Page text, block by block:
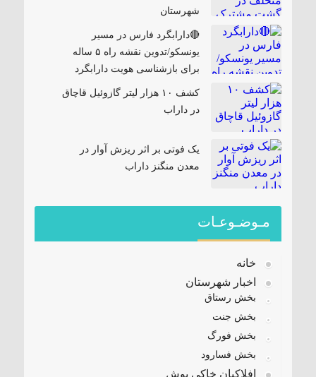
شهرستان
🔴دارابگرد فارس در مسیر
یونسکو/تدوین نقشه راه ۵ ساله
برای بازشناسی هویت دارابگرد
کشف ۱۰ هزار لیتر گازوئیل قاچاق
در داراب
یک فوتی بر اثر ریزش آوار در
معدن منگنز داراب
مـوضـوعـات
خانه
اخبار شهرستان
بخش رستاق
بخش جنت
بخش فورگ
بخش فسارود
افلاکیان خاکی پوش